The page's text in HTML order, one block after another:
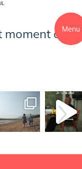
Menu
moment de